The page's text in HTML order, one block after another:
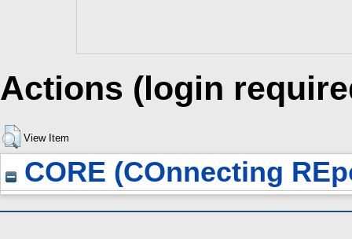
Actions (login
View Item
CORE (COnnecting